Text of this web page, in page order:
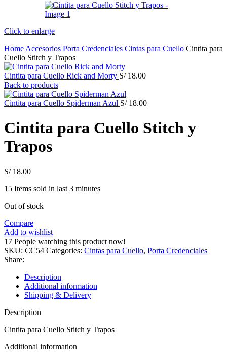
Click to enlarge
Home Accesorios Porta Credenciales Cintas para Cuello Cintita para
Cuello Stitch y Trapos
Cintita para Cuello Rick and Morty S/18.00
Back to products
Cintita para Cuello Spiderman Azul S/18.00
Cintita para Cuello Stitch y
Trapos
S/18.00
15 Items sold in last 3 minutes
Out of stock
Compare
Add to wishlist
17 People watching this product now!
SKU: CC54 Categories: Cintas para Cuello, Porta Credenciales
Share:
Description
Additional information
Shipping & Delivery
Description
Cintita para Cuello Stitch y Trapos
Additional information